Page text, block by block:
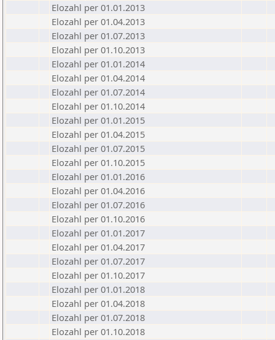
Elozahl per 01.01.2013
Elozahl per 01.04.2013
Elozahl per 01.07.2013
Elozahl per 01.10.2013
Elozahl per 01.01.2014
Elozahl per 01.04.2014
Elozahl per 01.07.2014
Elozahl per 01.10.2014
Elozahl per 01.01.2015
Elozahl per 01.04.2015
Elozahl per 01.07.2015
Elozahl per 01.10.2015
Elozahl per 01.01.2016
Elozahl per 01.04.2016
Elozahl per 01.07.2016
Elozahl per 01.10.2016
Elozahl per 01.01.2017
Elozahl per 01.04.2017
Elozahl per 01.07.2017
Elozahl per 01.10.2017
Elozahl per 01.01.2018
Elozahl per 01.04.2018
Elozahl per 01.07.2018
Elozahl per 01.10.2018